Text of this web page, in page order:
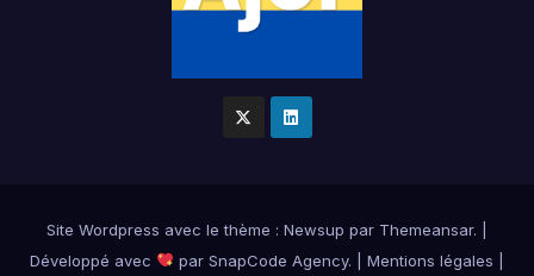
Site Wordpress avec le thème : Newsup par Themeansar.
Développé avec
par SnapCode Agency. Mentions légales